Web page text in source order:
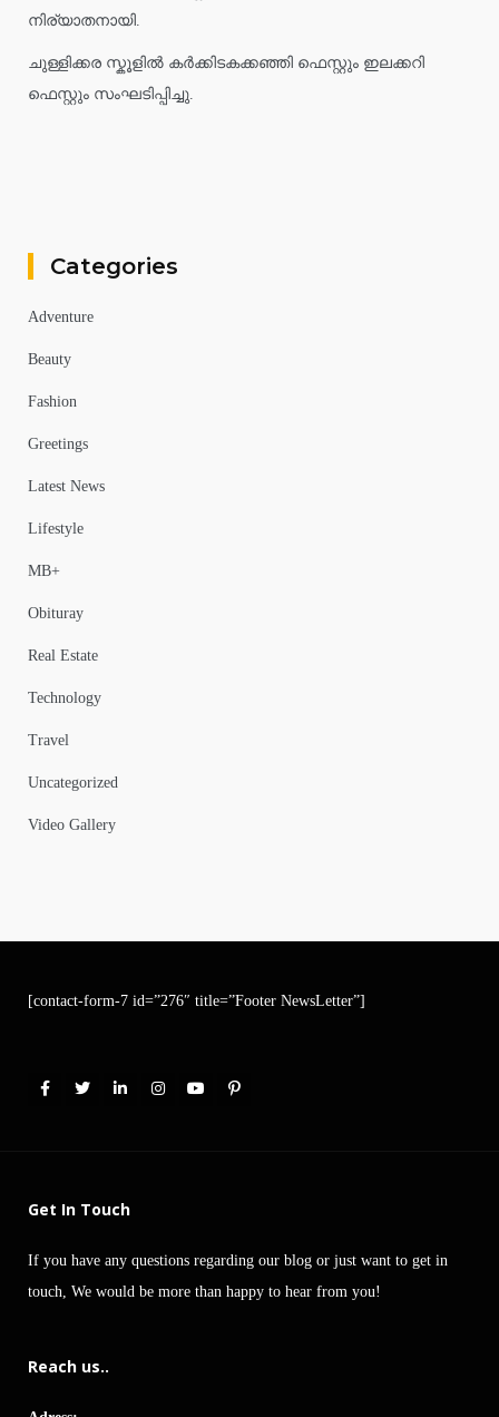
നിര്യാതനായി.
ചുള്ളിക്കര സ്കൂളിൽ കർക്കിടകക്കഞ്ഞി ഫെസ്റ്റും ഇലക്കറി
ഫെസ്റ്റും സംഘടിപ്പിച്ചു.
Categories
Adventure
Beauty
Fashion
Greetings
Latest News
Lifestyle
MB+
Obituray
Real Estate
Technology
Travel
Uncategorized
Video Gallery
[contact-form-7 id=”276″ title=”Footer NewsLetter”]
Get In Touch
If you have any questions regarding our blog or just want to get in
touch, We would be more than happy to hear from you!
Reach us..